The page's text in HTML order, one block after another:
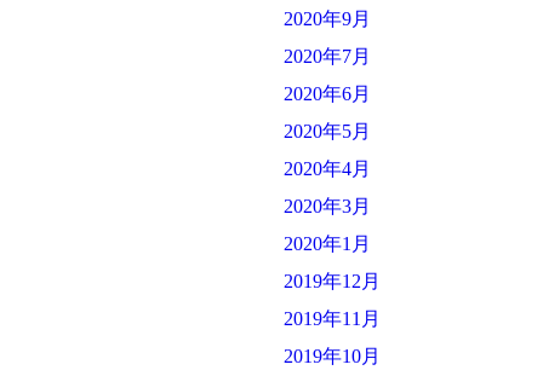
2020年9月
2020年7月
2020年6月
2020年5月
2020年4月
2020年3月
2020年1月
2019年12月
2019年11月
2019年10月